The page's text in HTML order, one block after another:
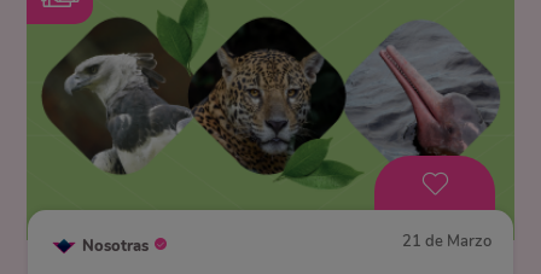
Nosotras 21 de Marzo